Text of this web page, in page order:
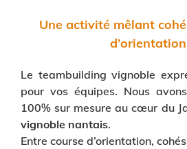
Une activité mêlant
Le teambuilding vignoble
pour vos équipes. Nous
100% sur mesure au cœur du
vignoble nantais.
Entre course d’orientation,